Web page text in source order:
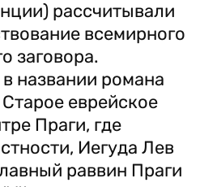
рассчитывали
всемирного
заговора.
названии романа
еврейское
Праги, где
Иегуда Лев
раввин Праги